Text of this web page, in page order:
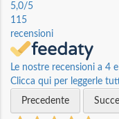
5,0/5
115
recensioni
Le nostre recensioni a 4
Clicca qui per leggerle
Precedente